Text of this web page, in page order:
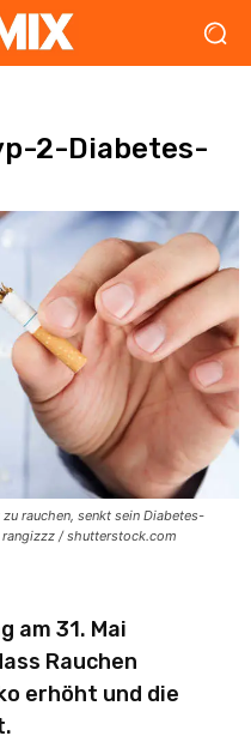
2-Diabetes-
rauchen, senkt sein Diabetes-
/ shutterstock.com
am 31. Mai
Rauchen
erhöht und die